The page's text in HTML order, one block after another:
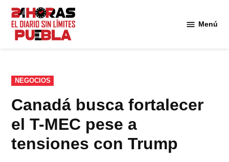
Saltar
contenido
Menú
PUBLICADO
EN
NEGOCIOS
Canadá busca fortalecer
el T-MEC pese a
tensiones con Trump